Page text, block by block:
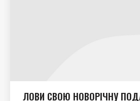
ЛОВИ СВОЮ НОВОРІЧНУ